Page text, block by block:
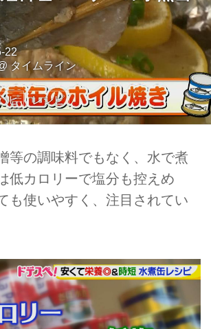
22
タイムライン
ピ レシピ
等の調味料でもなく、水で煮
低カロリーで塩分も控えめ
も使いやすく、注目されてい